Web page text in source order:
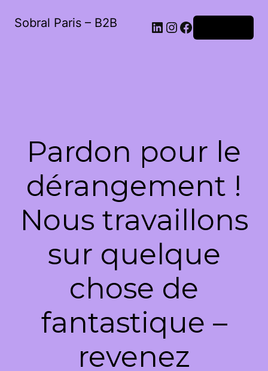
Sobral Paris – B2B LinkedIn
Instagram
Facebook
Pardon pour le
dérangement !
Nous travaillons
sur quelque
chose de
fantastique –
revenez